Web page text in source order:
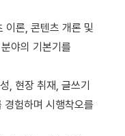
이론, 콘텐츠 개론 및
야의 기본기를
, 현장 취재, 글쓰기
경험하며 시행착오를